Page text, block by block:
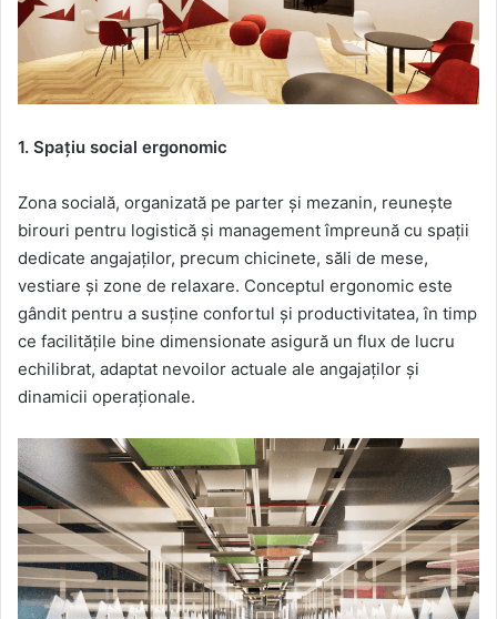
1. Spațiu social ergonomic
Zona socială, organizată pe parter și mezanin, reunește
birouri pentru logistică și management împreună cu spații
dedicate angajaților, precum chicinete, săli de mese,
vestiare și zone de relaxare. Conceptul ergonomic este
gândit pentru a susține confortul și productivitatea, în timp
ce facilitățile bine dimensionate asigură un flux de lucru
echilibrat, adaptat nevoilor actuale ale angajaților și
dinamicii operaționale.